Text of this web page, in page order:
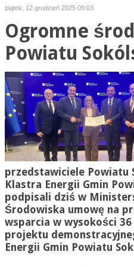
piątek, 12 grudzień 2025 09:03
Ogromne
Powiatu
przedstawiciele Powiatu
Klastra Energii Gmin
podpisali dziś w
Środowiska umowę na
wsparcia w wysokości 36
projektu
Energii Gmin Powiatu